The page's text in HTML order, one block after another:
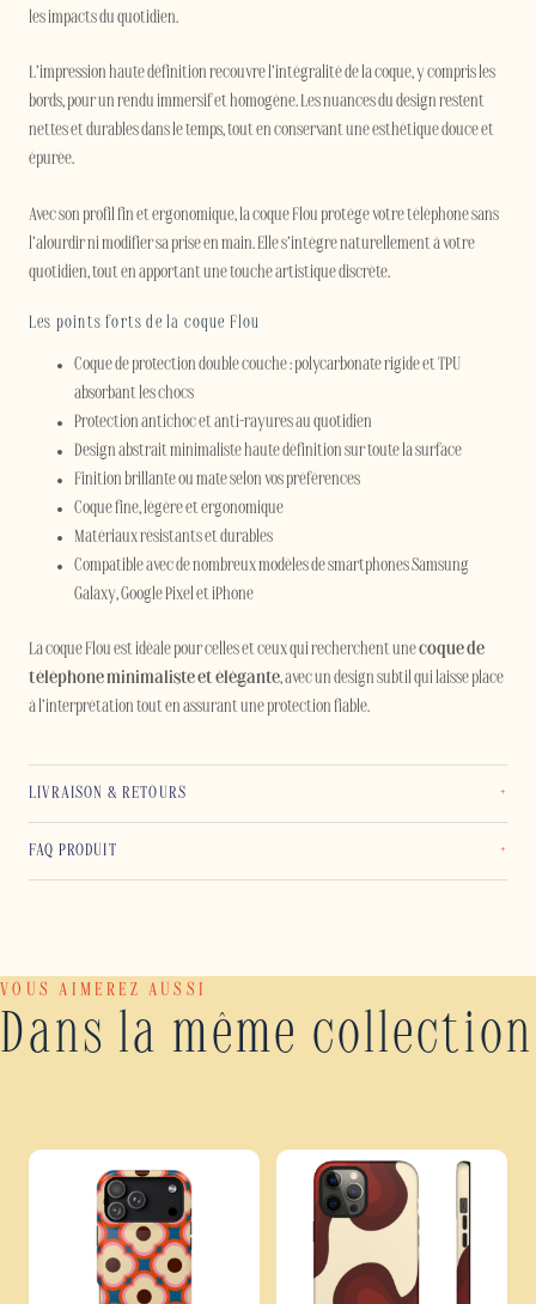
les impacts du quotidien.
L’impression haute définition recouvre l’intégralité de la coque, y compris les
bords, pour un rendu immersif et homogène. Les nuances du design restent
nettes et durables dans le temps, tout en conservant une esthétique douce et
épurée.
Avec son profil fin et ergonomique, la coque Flou protège votre téléphone sans
l’alourdir ni modifier sa prise en main. Elle s’intègre naturellement à votre
quotidien, tout en apportant une touche artistique discrète.
Les points forts de la coque Flou
Coque de protection double couche : polycarbonate rigide et TPU
absorbant les chocs
Protection antichoc et anti-rayures au quotidien
Design abstrait minimaliste haute définition sur toute la surface
Finition brillante ou mate selon vos préférences
Coque fine, légère et ergonomique
Matériaux résistants et durables
Compatible avec de nombreux modèles de smartphones Samsung
Galaxy, Google Pixel et iPhone
La coque Flou est idéale pour celles et ceux qui recherchent unecoque de
téléphone minimaliste et élégante, avec un design subtil qui laisse place
à l’interprétation tout en assurant une protection fiable.
LIVRAISON & RETOURS
FAQ PRODUIT
VOUS AIMEREZ AUSSI
Dans la même collection